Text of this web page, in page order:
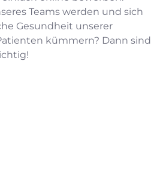
Teams werden und sich
Gesundheit unserer
kümmern? Dann sind